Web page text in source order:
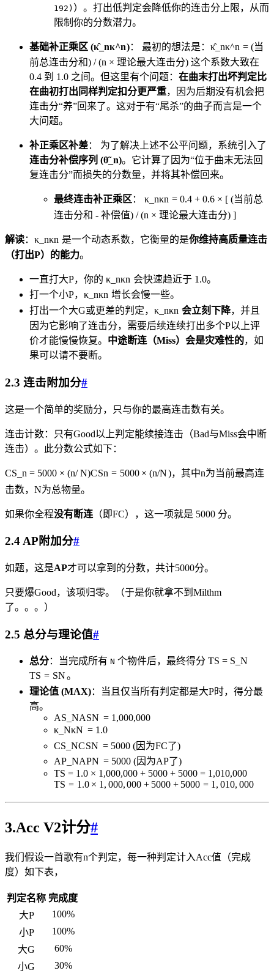
192) ）。打出低判定会降低你的连击分上限，从而
限制你的分数潜力。
基础补正乘区 (κ̂_nκ^n)： 最初的想法是： κ̂_nκ^n = (当
前总连击分和) / (n × 理论最大连击分) 这个系数大致在
0.4 到 1.0 之间。但这里有个问题： 在曲末打出坏判定比
在曲初打出同样判定扣分更严重，因为后期没有机会把
连击分“养”回来了。这对于有“尾杀”的曲子而言是一个
大问题。
补正乘区补差： 为了解决上述不公平问题，系统引入了
连击分补偿序列 (θ̃_n)。它计算了因为“位于曲末无法回
复连击分”而损失的分数量，并将其补偿回来。
最终连击补正乘区 ： κ_nκn = 0.4 + 0.6 × [ (当前总
连击分和 - 补偿值) / (n × 理论最大连击分) ]
解读： κ_nκn 是一个动态系数，它衡量的是你维持高质量连击
（打出P）的能力。
一直打大P，你的 κ_nκn 会快速趋近于 1.0。
打一个小P， κ_nκn 增长会慢一些。
打出一个大G或更差的判定， κ_nκn 会立刻下降，并且
因为它影响了连击分，需要后续连续打出多个P以上评
价才能慢慢恢复。 中途断连（Miss）会是灾难性的，如
果可以请不要断。
2.3 连击附加分#
这是一个简单的奖励分，只与你的最高连击数有关。
连击计数：只有Good以上判定能续接连击（Bad与Miss会中断
连击）。此分数公式如下：
CS_n = 5000 × (n/ N)CSn = 5000 × (n/N)，其中n为当前最高连
击数，N为总物量。
如果你全程没有断连 （即FC），这一项就是 5000 分。
2.4 AP附加分#
如题，这是AP才可以拿到的分数，共计5000分。
只要爆Good，该项归零。（于是你就拿不到Milthm
了。。。）
2.5 总分与理论值#
总分：当完成所有 N 个物件后，最终得分 TS = S_N
TS = SN。
理论值 (MAX)：当且仅当所有判定都是大P时，得分最
高。
AS_NASN = 1,000,000
κ_NκN = 1.0
CS_NCSN = 5000 (因为FC了)
AP_NAPN = 5000 (因为AP了)
TS = 1.0 × 1,000,000 + 5000 + 5000 = 1,010,000
TS = 1.0 × 1 , 000,000 + 5000 + 5000 = 1 , 010, 000
3.Acc V2计分#
我们假设一首歌有n个判定，每一种判定计入Acc值（完成
度）如下表，
判定名称 完成度
大P
100%
小P
100%
大G
60%
小G
30%